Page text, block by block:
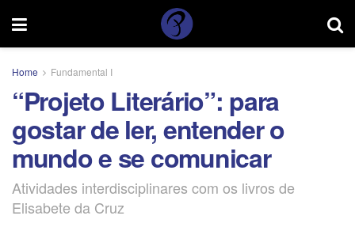
Home Fundamental I
“Projeto Literário”: para
gostar de ler, entender o
mundo e se comunicar
Atividades interdisciplinares com os livros de
Elisabete da Cruz